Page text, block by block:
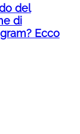
del
di
Ecco